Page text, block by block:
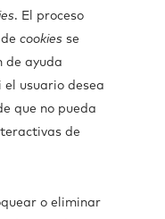
. El proceso
cookies se
de ayuda
el usuario desea
que no pueda
de
o eliminar